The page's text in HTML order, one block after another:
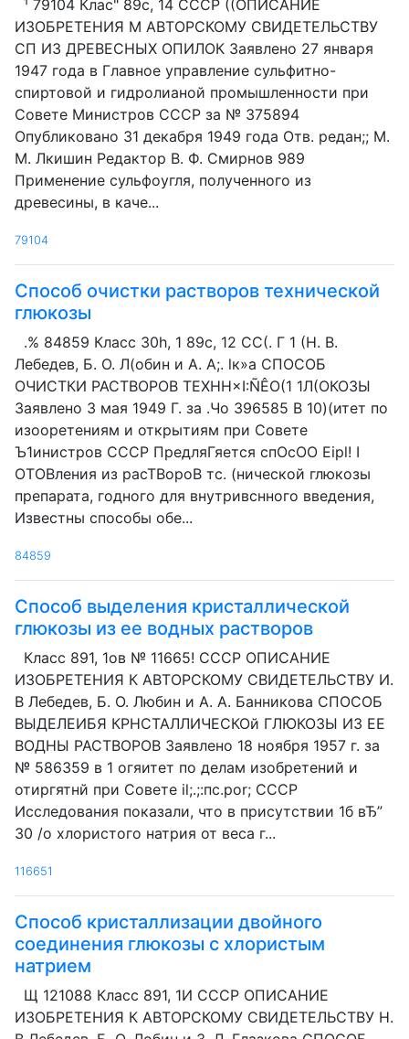
¹ 79104 Клас" 89с, 14 СССР ((ОПИСАНИЕ
ИЗОБРЕТЕНИЯ M АВТОРСКОМУ СВИДЕТЕЛЬСТВУ
СП ИЗ ДРЕВЕСНЫХ ОПИЛОК Заявлено 27 января
1947 года в Главное управление сульфитно-
спиртовой и гидролианой промышленности при
Совете Министров СССР за № 375894
Опубликовано 31 декабря 1949 года Отв. редан;; М.
M. Лкишин Редактор В. Ф. Смирнов 989
Применение сульфоугля, полученного из
древесины, в каче...
79104
Способ очистки растворов технической
глюкозы
.% 84859 Класс 30h, 1 89с, 12 CC(. Г 1 (H. В.
Лебедев, Б. O. Л(обин и А. А;. lк»а СПОСОБ
ОЧИСТКИ РАСТВОРОВ TEXHH×I:ÑÊO(1 1Л(ОКОЗЫ
Заявлено 3 мая 1949 Г. за .Чо 396585 В 10)(итет по
изооретениям и открытиям при Совете
Ъ1инистров СССР ПредляГяется спОсОО Eipl! I
OTOBления из pacTBopoB тс. (нической глюкозы
препарата, годного для внутривснного введения,
Известны способы обе...
84859
Способ выделения кристаллической
глюкозы из ее водных растворов
Класс 891, 1ов № 11665! СССР ОПИСАНИЕ
ИЗОБРЕТЕНИЯ К АВТОРСКОМУ СВИДЕТЕЛЬСТВУ И.
В Лебедев, Б. О. Любин и A. А. Банникова СПОСОБ
ВЫДЕЛЕИБЯ КРНСТАЛЛИЧЕСКОй ГЛЮКОЗЫ ИЗ ЕЕ
ВОДНЫ РАСТВОРОВ Заявлено 18 ноября 1957 г. за
№ 586359 в 1 огяитет по делам изобретений и
отиргятнй при Совете il;.;:пс.por; СССР
Исследования показали, что в присутствии 1б вЂ”
30 /о хлористого натрия от веса г...
116651
Способ кристаллизации двойного
соединения глюкозы с хлористым
натрием
Щ 121088 Класс 891, 1И СССР ОПИСАНИЕ
ИЗОБРЕТЕНИЯ К АВТОРСКОМУ СВИДЕТЕЛЬСТВУ H.